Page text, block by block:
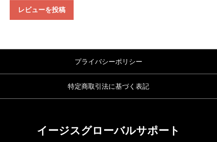
レビューを投稿
プライバシーポリシー
特定商取引法に基づく表記
イージスグローバルサポート